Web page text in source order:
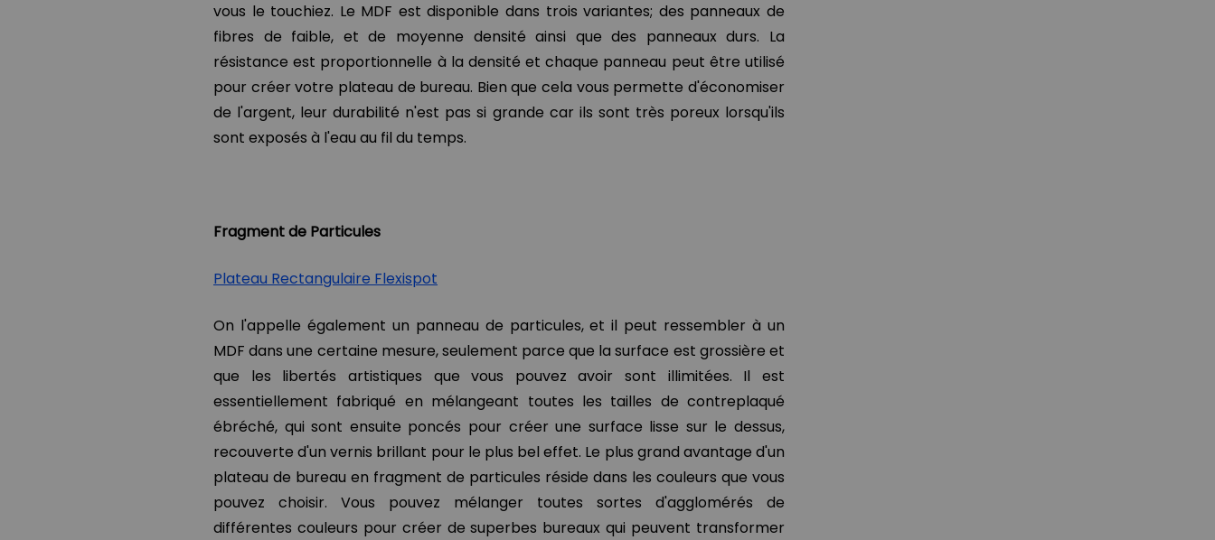
vous le touchiez. Le MDF est disponible dans trois variantes; des panneaux de
fibres de faible, et de moyenne densité ainsi que des panneaux durs. La
résistance est proportionnelle à la densité et chaque panneau peut être utilisé
pour créer votre plateau de bureau. Bien que cela vous permette d'économiser
de l'argent, leur durabilité n'est pas si grande car ils sont très poreux lorsqu'ils
sont exposés à l'eau au fil du temps.
Fragment de Particules
Plateau Rectangulaire Flexispot
On l'appelle également un panneau de particules, et il peut ressembler à un
MDF dans une certaine mesure, seulement parce que la surface est grossière et
que les libertés artistiques que vous pouvez avoir sont illimitées. Il est
essentiellement fabriqué en mélangeant toutes les tailles de contreplaqué
ébréché, qui sont ensuite poncés pour créer une surface lisse sur le dessus,
recouverte d'un vernis brillant pour le plus bel effet. Le plus grand avantage d'un
plateau de bureau en fragment de particules réside dans les couleurs que vous
pouvez choisir. Vous pouvez mélanger toutes sortes d'agglomérés de
différentes couleurs pour créer de superbes bureaux qui peuvent transformer